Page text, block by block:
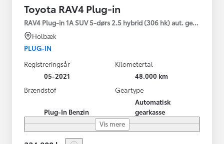
Toyota RAV4 Plug-in
RAV4 Plug-in 1A SUV 5-dørs 2.5 hybrid (306 hk) aut. gear AWD-i
Holbæk
PLUG-IN
Registreringsår
05-2021
Kilometertal
48.000 km
Brændstof
Plug-In Benzin
Geartype
Automatisk
gearkasse
Vis mere